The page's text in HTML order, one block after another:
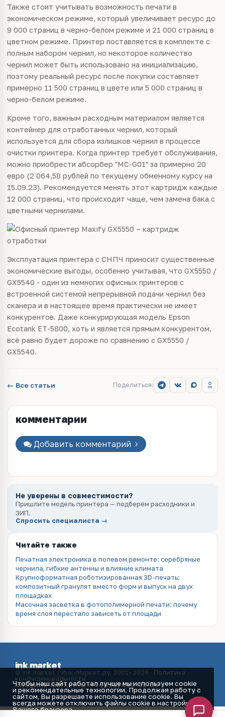
Также стоит учитывать возможность печати в
экономическом режиме, который увеличивает ресурс до
9 000 страниц в черно-белом режиме и 21 000 страниц в
цветном режиме. Принтер поставляется в комплекте с
полным набором чернил, но некоторое количество
чернил может быть использовано на инициализацию,
поэтому реальный ресурс после покупки составляет
примерно 11 500 страниц в цвете или 5 000 страниц в
черно-белом режиме.
Кроме того, важным расходным материалом является
контейнер для отработанных чернил, который
используется для сбора излишков чернил в процессе
очистки принтера. Когда принтер требует обслуживания,
можно приобрести абсорбер "MC-G01" за примерно 20
евро (2 064,58 рублей по текущему обменному курсу на
15.09.23). Рекомендуется менять этот картридж каждые
12 000 страниц, что происходит чаще, чем замена бака с
цветными чернилами.
Эксплуатация принтера с СНПЧ приносит существенные
экономические выгоды, особенно учитывая, что GX5550 /
GX5540 - один из немногих офисных принтеров с
встроенной системой непрерывной подачи чернил без
сканера и в настоящее время практически не имеет
конкурентов. Даже конкурирующая модель Epson
Ecotank ET-5800, хоть и является прямым конкурентом,
всё равно будет дороже по сравнению с GX5550 /
GX5540.
← Все статьи Поделиться:
комментарии
Добавить комментарий
Не уверены в совместимости?
Пришлите модель принтера — подберём расходники и
ЗИП.
Спросить специалиста →
Читайте также
Печатная электроника в полевом ремонте: серебряные
чернила, гибкие антенны и влияние климата
Крупноформатная роботизированная 3D-печать:
композитный гранулят вместо форм и выпуск на двух
площадках
Масочная засветка в фотополимерной печати: почему
время слоя перестало зависеть от площади
ink.market
© ink.market / Инк-Маркет.ру, 2001–2026 · Политика
конфиденциальности
info@ink-market.ru·+7 (495) 565-31-09
Чтобы наш сайт работал лучше мы используем cookie
и рекомендательные технологии. Продолжая работу с
сайтом, Вы разрешаете использование cookie. Вы
всегда можете отключить файлы cookie в настройках
Вашего браузера.